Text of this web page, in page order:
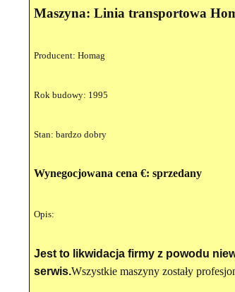
Maszyna: Linia transportowa
Producent: Homag
Rok budowy: 1995
Stan: bardzo dobry
Wynegocjowana cena €: sprzedany
Opis:
Jest to likwidacja firmy z powodu
serwis.Wszystkie maszyny zostały